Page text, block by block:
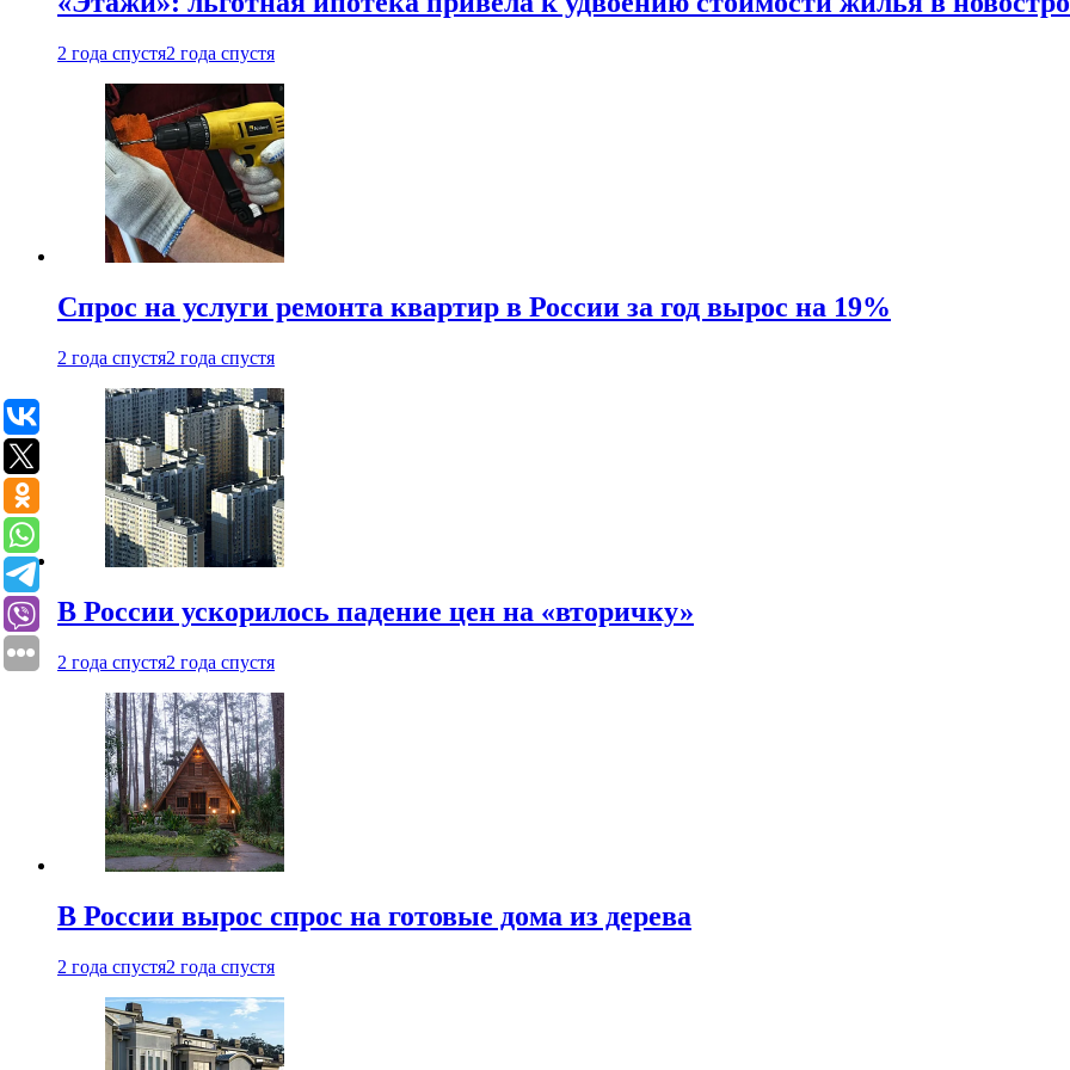
2 года спустя2 года спустя
Спрос на услуги ремонта квартир в России за год вырос на 19%
2 года спустя2 года спустя
В России ускорилось падение цен на «вторичку»
2 года спустя2 года спустя
В России вырос спрос на готовые дома из дерева
2 года спустя2 года спустя